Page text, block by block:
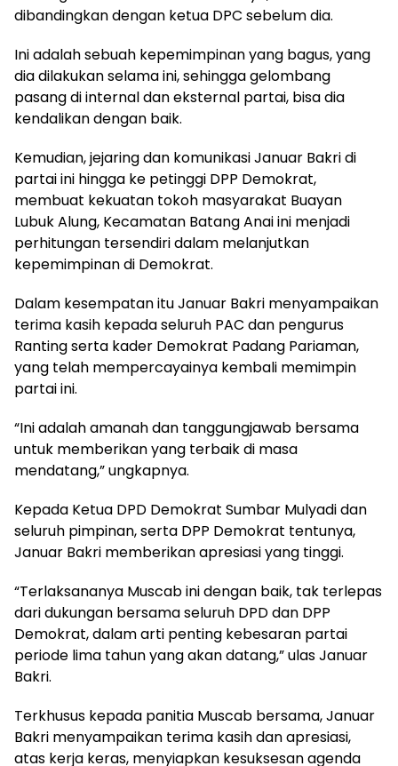
dibandingkan dengan ketua DPC sebelum dia.
Ini adalah sebuah kepemimpinan yang bagus, yang
dia dilakukan selama ini, sehingga gelombang
pasang di internal dan eksternal partai, bisa dia
kendalikan dengan baik.
Kemudian, jejaring dan komunikasi Januar Bakri di
partai ini hingga ke petinggi DPP Demokrat,
membuat kekuatan tokoh masyarakat Buayan
Lubuk Alung, Kecamatan Batang Anai ini menjadi
perhitungan tersendiri dalam melanjutkan
kepemimpinan di Demokrat.
Dalam kesempatan itu Januar Bakri menyampaikan
terima kasih kepada seluruh PAC dan pengurus
Ranting serta kader Demokrat Padang Pariaman,
yang telah mempercayainya kembali memimpin
partai ini.
“Ini adalah amanah dan tanggungjawab bersama
untuk memberikan yang terbaik di masa
mendatang,” ungkapnya.
Kepada Ketua DPD Demokrat Sumbar Mulyadi dan
seluruh pimpinan, serta DPP Demokrat tentunya,
Januar Bakri memberikan apresiasi yang tinggi.
“Terlaksananya Muscab ini dengan baik, tak terlepas
dari dukungan bersama seluruh DPD dan DPP
Demokrat, dalam arti penting kebesaran partai
periode lima tahun yang akan datang,” ulas Januar
Bakri.
Terkhusus kepada panitia Muscab bersama, Januar
Bakri menyampaikan terima kasih dan apresiasi,
atas kerja keras, menyiapkan kesuksesan agenda